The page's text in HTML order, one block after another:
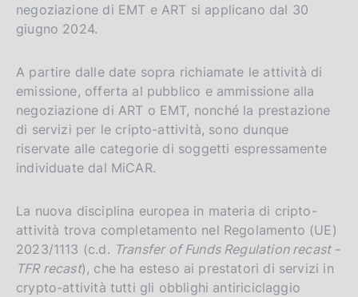
negoziazione di EMT e ART si applicano dal 30
giugno 2024.
A partire dalle date sopra richiamate le attività di
emissione, offerta al pubblico e ammissione alla
negoziazione di ART o EMT, nonché la prestazione
di servizi per le cripto-attività, sono dunque
riservate alle categorie di soggetti espressamente
individuate dal MiCAR.
La nuova disciplina europea in materia di cripto-
attività trova completamento nel Regolamento (UE)
2023/1113 (c.d. Transfer of Funds Regulation recast-
TFR recast), che ha esteso ai prestatori di servizi in
crypto-attività tutti gli obblighi antiriciclaggio